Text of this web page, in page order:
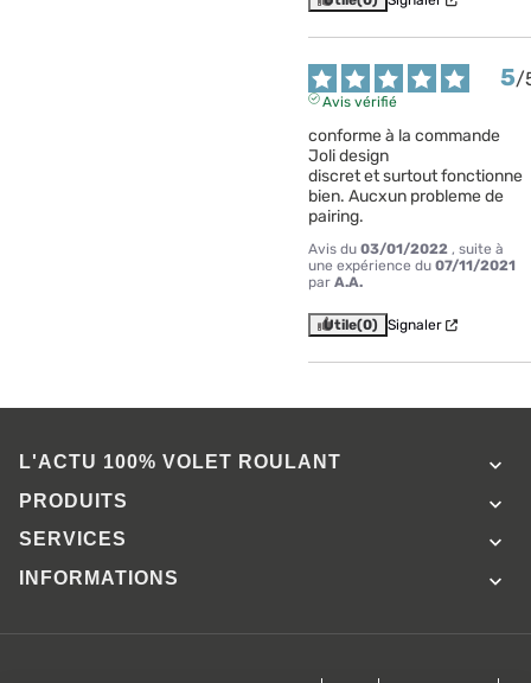
5/
Avis vérifié
conforme à la commande
Joli design
discret et surtout fonctionne
bien. Aucxun probleme de
pairing.
Avis du 03/01/2022 , suite à
une expérience du 07/11/2021
par A.A.
Utile(0) Signaler
L'ACTU 100%VOLET ROULANT 
PRODUITS 
SERVICES 
INFORMATIONS 